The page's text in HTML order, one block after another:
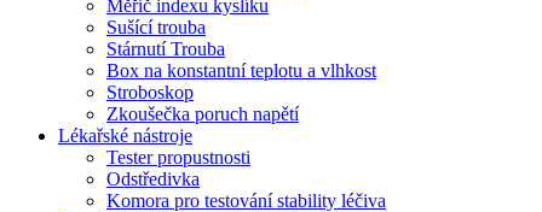
Měřič indexu kyslíku
Sušící trouba
Stárnutí Trouba
Box na konstantní teplotu a vlhkost
Stroboskop
Zkoušečka poruch napětí
Lékařské nástroje
Tester propustnosti
Odstředivka
Komora pro testování stability léčiva